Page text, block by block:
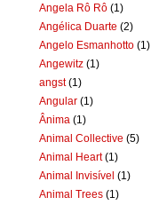
Angela Rô Rô (1)
Angélica Duarte (2)
Angelo Esmanhotto (1)
Angewitz (1)
angst (1)
Angular (1)
Ânima (1)
Animal Collective (5)
Animal Heart (1)
Animal Invisível (1)
Animal Trees (1)